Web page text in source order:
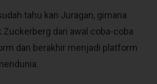
tahu kan Juragan, gimana
Zuckerberg dari awal coba-coba
dan berakhir menjadi platform